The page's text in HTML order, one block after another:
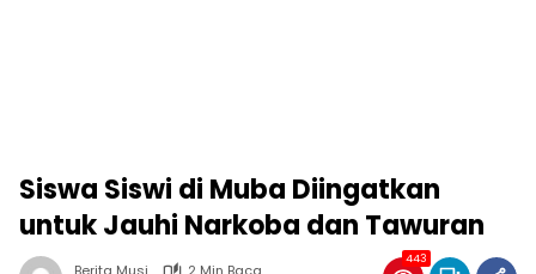
Siswa Siswi di Muba Diingatkan
untuk Jauhi Narkoba dan Tawuran
443